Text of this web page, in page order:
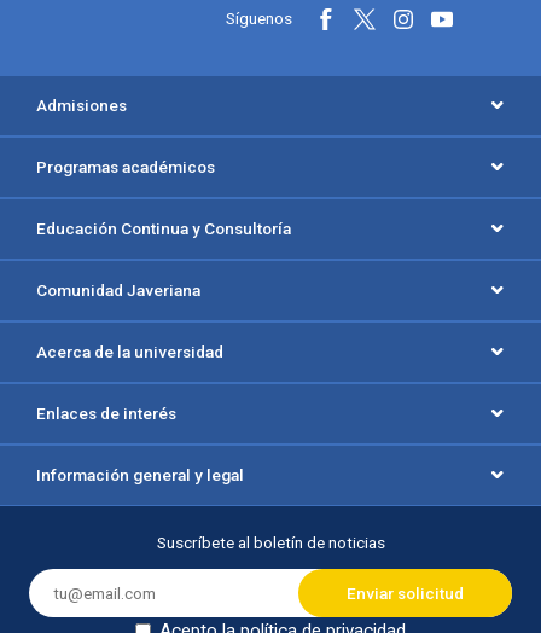
Información y redes sociales
Síguenos
Menú principal del footer
Admisiones
Programas académicos
Educación Continua y Consultoría
Comunidad Javeriana
Acerca de la universidad
Enlaces de interés
Información general y legal
Suscríbete al boletín de noticias